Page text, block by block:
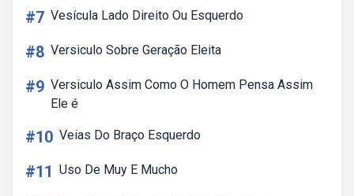
#7 Vesícula Lado Direito Ou Esquerdo
#8 Versiculo Sobre Geração Eleita
#9 Versiculo Assim Como O Homem Pensa Assim
Ele é
#10 Veias Do Braço Esquerdo
#11 Uso De Muy E Mucho